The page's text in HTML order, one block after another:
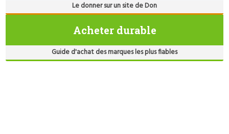
Le donner sur un site de Don
Acheter durable
Guide d'achat des marques les plus fiables